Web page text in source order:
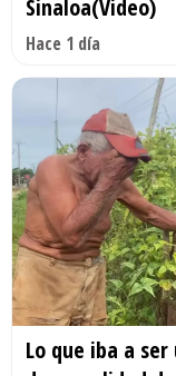
Sinaloa(Video)
Hace 1 día
Lo que iba a